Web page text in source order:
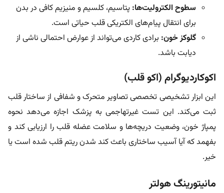
سطوح الکترولیت‌ها: پتاسیم، کلسیم و منیزیم کافی در بدن
برای انتقال پیام‌های الکتریکی قلب حیاتی است.
گلوکز خون: برادی کاردی می‌تواند از عوارض احتمالی ناشی از
دیابت باشد.
اکوکاردیوگرام (اکو قلب)
این ابزار تشخیصی تخصصی تصاویر متحرک و شفافی از ساختار قلب
ثبت می‌کند. این تست غیرتهاجمی به پزشک اجازه می‌دهد نحوه
پمپاژ خون، وضعیت دریچه‌ها و سلامت عضله قلب را ارزیابی کند و
بفهمد که آیا آسیب ساختاری باعث کند شدن ریتم قلب شده است یا
خیر.
مانیتورینگ هولتر